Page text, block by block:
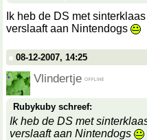
Ik heb de DS met
verslaaft aan Nintendogs
08-12-2007, 14:25
Vlindertje
Rubykuby schreef:
Ik heb de DS met
verslaaft aan Nintendogs